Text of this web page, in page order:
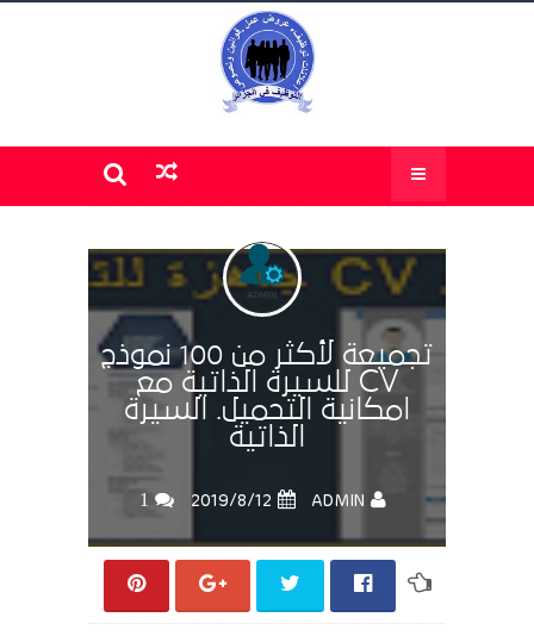
تجميعة لأكثر من 100 نموذج
CV للسيرة الذاتية مع
امكانية التحميل. السيرة
الذاتية
ADMIN
12‏/8‏/2019
1